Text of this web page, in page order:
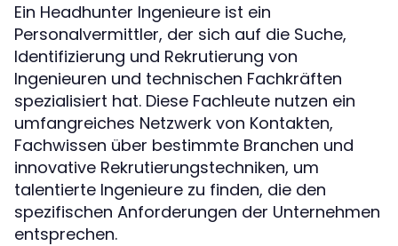
Ein Headhunter Ingenieure ist ein
Personalvermittler, der sich auf die Suche,
Identifizierung und Rekrutierung von
Ingenieuren und technischen Fachkräften
spezialisiert hat. Diese Fachleute nutzen ein
umfangreiches Netzwerk von Kontakten,
Fachwissen über bestimmte Branchen und
innovative Rekrutierungstechniken, um
talentierte Ingenieure zu finden, die den
spezifischen Anforderungen der Unternehmen
entsprechen.